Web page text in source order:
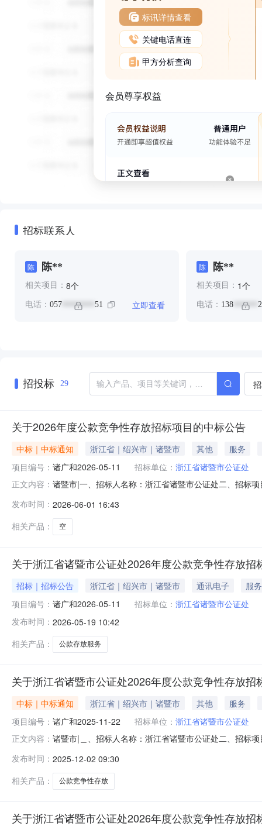
标讯详情查看
关键电话直连
甲方分析查询
会员尊享权益
招标联系人
陈 陈**
相关项目： 8个
电话： 057 ******** 51 立即查看
陈 陈**
相关项目： 1个
电话： 138******
招投标 29
关于2026年度公款竞争性存放招标项目的中标公告
中标｜中标通知 浙江省｜绍兴市｜诸暨市 其他
服务
项目编号： 诸广和2026-05-11 招标单位： 浙江省诸暨市公证处
正文内容： 诸暨市|一、招标人名称：浙江省诸暨市公证处二、招标
标存款额（万元）1浙江诸暨农村商业银行股份有限公司
发布时间： 2026-06-01 16:43
相关产品：
空
关于浙江省诸暨市公证处2026年度公款竞争性存放招
招标｜招标公告 浙江省｜绍兴市｜诸暨市 通讯电子
服务
项目编号： 诸广和2026-05-11 招标单位： 浙江省诸暨市公证处
发布时间： 2026-05-19 10:42
相关产品：
公款存放服务
关于浙江省诸暨市公证处2026年度公款竞争性存放招
中标｜中标通知 浙江省｜绍兴市｜诸暨市 其他
服务
项目编号： 诸广和2025-11-22 招标单位： 浙江省诸暨市公证处
正文内容： 诸暨市|＿、招标人名称：浙江省诸暨市公证处二、招标
中标结果：存款期限12个月序号投标银行中标存款额（
发布时间： 2025-12-02 09:30
相关产品：
公款竞争性存放
关于浙江省诸暨市公证处2026年度公款竞争性存放招